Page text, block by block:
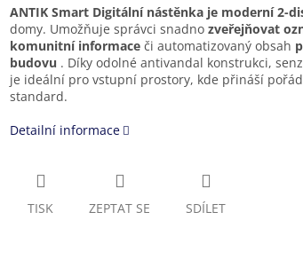
ANTIK Smart Digitální nástěnka je moderní 2-
domy. Umožňuje správci snadno zveřejňovat
komunitní informace či automatizovaný obsah
budovu . Díky odolné antivandal konstrukci,
je ideální pro vstupní prostory, kde přináší
standard.
Detailní informace
TISK ZEPTAT SE SDÍLET